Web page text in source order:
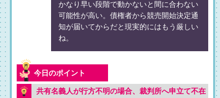
かなり早い段階で動かないと間に合わない
可能性が高い。債権者から競売開始決定通
知が届いてからだと現実的にはもう厳しい
ね。
共有名義人が行方不明の場合、裁判所へ申立て不在